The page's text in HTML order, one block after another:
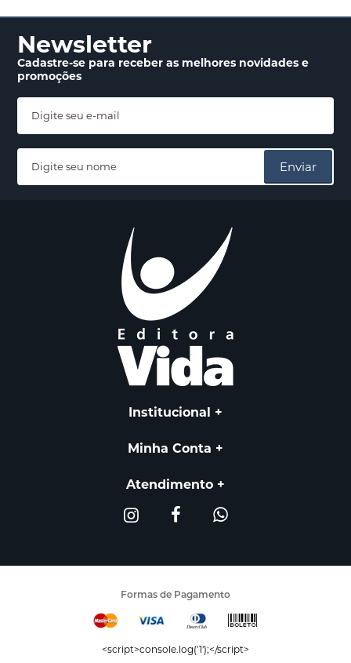
Newsletter
Cadastre-se para receberas melhores novidadese
promoções
Enviar
Institucional
Minha Conta
Atendimento
Formas de Pagamento
<script>console.log('1');</script>